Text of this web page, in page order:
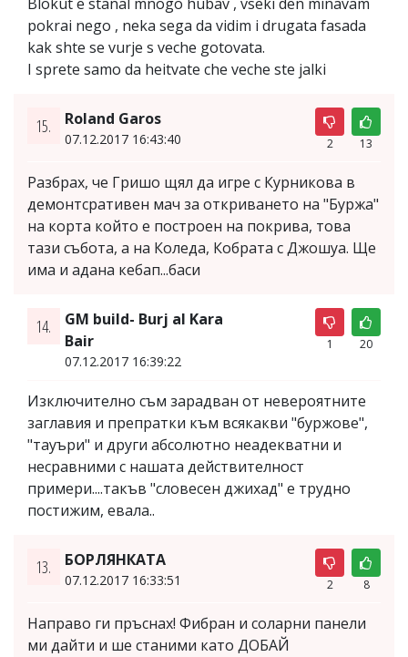
pokrai nego , neka sega da vidim i drugata fasada
kak shte se vurje s veche gotovata.
I sprete samo da heitvate che veche ste jalki
15. Roland Garos
07.12.2017 16:43:40 2 13
Разбрах, че Гришо щял да игре с Курникова в
демонтсративен мач за откриването на "Буржа"
на корта който е построен на покрива, това
тази събота, а на Коледа, Кобрата с Джошуа. Ще
има и адана кебап...баси
14.
GM build- Burj al Kara
Bair
07.12.2017 16:39:22
1 20
Изключително съм зарадван от невероятните
заглавия и препратки към всякакви "буржове",
"тауъри" и други абсолютно неадекватни и
несравними с нашата действителност
примери....такъв "словесен джихад" е трудно
постижим, евала..
13. БОРЛЯНКАТА
07.12.2017 16:33:51 2 8
Направо ги пръснах! Фибран и соларни панели
ми дайти и ше станими като ДОБАЙ